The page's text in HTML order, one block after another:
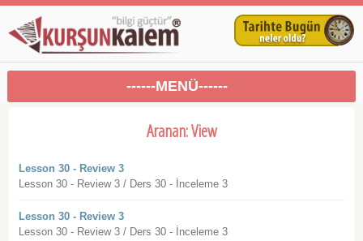
------MENÜ------
Aranan: View
Lesson 30 - Review 3
Lesson 30 - Review 3 / Ders 30 - İnceleme 3
Lesson 30 - Review 3
Lesson 30 - Review 3 / Ders 30 - İnceleme 3